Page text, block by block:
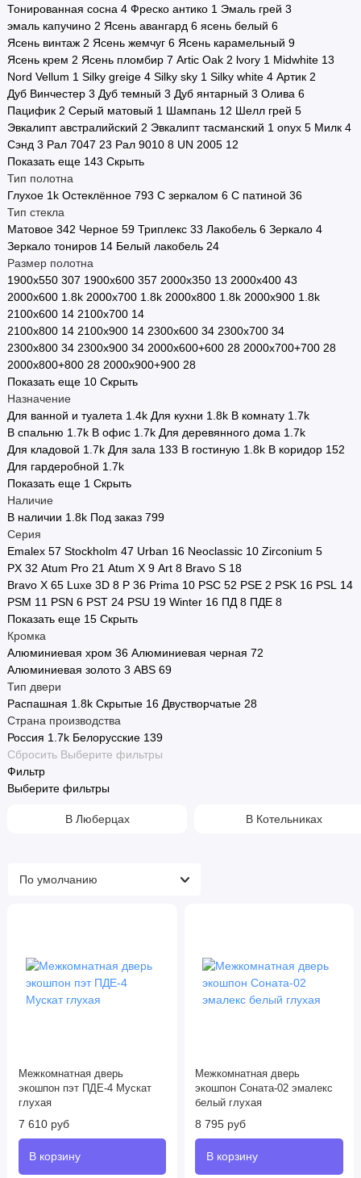
Тонированная сосна 4 Фреско антико 1 Эмаль грей 3
эмаль капучино 2 Ясень авангард 6 ясень белый 6
Ясень винтаж 2 Ясень жемчуг 6 Ясень карамельный 9
Ясень крем 2 Ясень пломбир 7 Artic Oak 2 lvory 1 Midwhite 13
Nord Vellum 1 Silky greige 4 Silky sky 1 Silky white 4 Артик 2
Дуб Винчестер 3 Дуб темный 3 Дуб янтарный 3 Олива 6
Пацифик 2 Серый матовый 1 Шампань 12 Шелл грей 5
Эвкалипт австралийский 2 Эвкалипт тасманский 1 onyx 5 Милк 4
Сэнд 3 Рал 7047 23 Рал 9010 8 UN 2005 12
Показать еще 143 Скрыть
Тип полотна
Глухое 1k Остеклённое 793 С зеркалом 6 С патиной 36
Тип стекла
Матовое 342 Черное 59 Триплекс 33 Лакобель 6 Зеркало 4
Зеркало тониров 14 Белый лакобель 24
Размер полотна
1900х550 307 1900х600 357 2000х350 13 2000х400 43
2000х600 1.8k 2000х700 1.8k 2000х800 1.8k 2000х900 1.8k
2100х600 14 2100х700 14
2100х800 14 2100х900 14 2300х600 34 2300х700 34
2300х800 34 2300х900 34 2000х600+600 28 2000х700+700 28
2000х800+800 28 2000х900+900 28
Показать еще 10 Скрыть
Назначение
Для ванной и туалета 1.4k Для кухни 1.8k В комнату 1.7k
В спальню 1.7k В офис 1.7k Для деревянного дома 1.7k
Для кладовой 1.7k Для зала 133 В гостиную 1.8k В коридор 152
Для гардеробной 1.7k
Показать еще 1 Скрыть
Наличие
В наличии 1.8k Под заказ 799
Серия
Emalex 57 Stockholm 47 Urban 16 Neoclassic 10 Zirconium 5
PX 32 Atum Pro 21 Atum X 9 Art 8 Bravo S 18
Bravo X 65 Luxe 3D 8 P 36 Prima 10 PSC 52 PSE 2 PSK 16 PSL 14
PSM 11 PSN 6 PST 24 PSU 19 Winter 16 ПД 8 ПДЕ 8
Показать еще 15 Скрыть
Кромка
Алюминиевая хром 36 Алюминиевая черная 72
Алюминиевая золото 3 ABS 69
Тип двери
Распашная 1.8k Скрытые 16 Двустворчатые 28
Страна производства
Россия 1.7k Белорусские 139
Сбросить Выберите фильтры
Фильтр
Выберите фильтры
В Люберцах В Котельниках
Межкомнатная дверь
экошпон пэт ПДЕ-4 Мускат
глухая
7 610 руб
Межкомнатная дверь
экошпон Соната-02 эмалекс
белый глухая
8 795 руб